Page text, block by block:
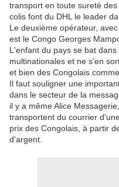
transport en toute sureté
colis font du DHL le leader
Le deuxième opérateur,
est le Congo Georges
L'enfant du pays se bat
multinationales et ne s'en
et bien des Congolais
Il faut souligner une
dans le secteur de la
il y a même Alice
transportent du courrier
prix des Congolais, à partir
d'argent.